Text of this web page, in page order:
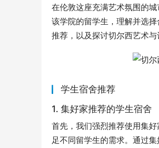
在伦敦这座充满艺术氛围的
该学院的留学生，理解并选
推荐，以及探讨切尔西艺术与
学生宿舍推荐
1. 集好家推荐的学生宿舍
首先，我们强烈推荐使用集
足不同留学生的需求。通过